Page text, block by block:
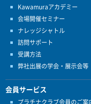
Kawamuraアカデミー
会場開催セミナー
ナレッジシャトル
訪問サポート
受講方法
弊社出展の学会・展示会等
会員サービス
プラチナクラブ会員のご案